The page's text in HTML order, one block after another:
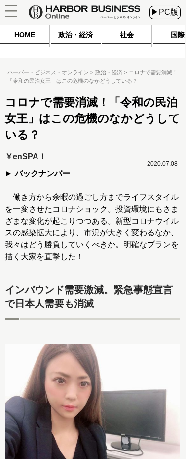
▶PC版
HOME 政治・経済 社会 国際
ハーバー・ビジネス・オンライン 政治・経済
コロナで需要消滅！
「令和の民泊女王」はこの危機のなかどうしている？
コロナで需要消滅！「令和の民泊
女王」はこの危機のなかどうして
いる？
￥enSPA！
バックナンバー
2020.07.08
働き方から余暇の過ごし方までライフスタイル
を一変させたコロナショック。投資環境にもさま
ざまな変化が起こりつつある。新型コロナウイル
スの感染拡大により、市況が大きく変わるなか、
我々はどう勝負していくべきか。明確なプランを
描く大家を直撃した！
インバウンド需要激減。緊急事態宣言
で日本人需要も消滅